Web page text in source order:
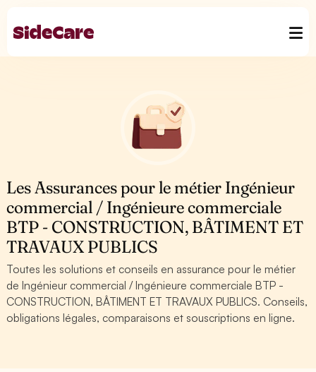
Les Assurances pour le métier Ingénieur
commercial / Ingénieure commerciale
BTP - CONSTRUCTION, BÂTIMENT ET
TRAVAUX PUBLICS
Toutes les solutions et conseils en assurance pour le métier
de Ingénieur commercial / Ingénieure commerciale BTP -
CONSTRUCTION, BÂTIMENT ET TRAVAUX PUBLICS. Conseils,
obligations légales, comparaisons et souscriptions en ligne.